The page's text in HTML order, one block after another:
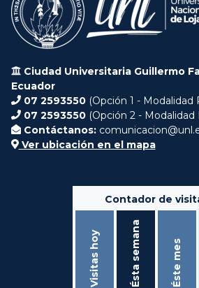
Ciudad Universitaria Guillermo
Ecuador
07 2593550 (Opción 1 - Modalidad
07 2593550 (Opción 2 - Modalidad
Contáctanos:
Ver ubicación en el mapa
Contador de
Visitas hoy Ésta semana Éste mes